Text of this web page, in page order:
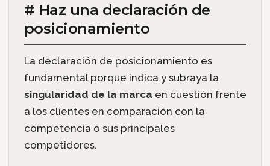
# Haz una declaración de
posicionamiento
La declaración de posicionamiento es
fundamental porque indica y subraya la
singularidad de la marca en cuestión frente
a los clientes en comparación con la
competencia o sus principales
competidores.